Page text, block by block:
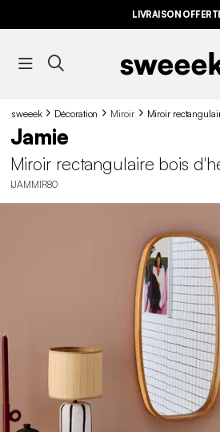
LIVRAISON
sweeek Décoration Miroir Miroir
Jamie
Miroir rectangulaire bois
IJAMMIR80